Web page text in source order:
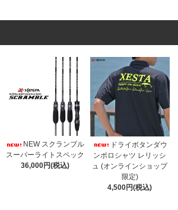
NEW スクランブル
スーパーライトスペック
36,000円(税込)
ドライボタンダウ
ンポロシャツ レリッシ
ュ (オンラインショップ
限定)
4,500円(税込)